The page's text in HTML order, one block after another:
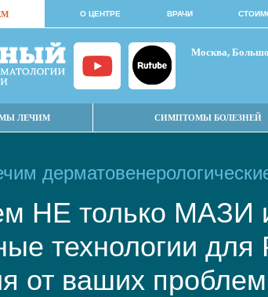
О ЦЕНТРЕ ВРАЧИ
Москва,
МЫ ЛЕЧИМ СИМПТОМЫ БОЛЕЗНЕЙ
НЕ только
технологии
от ваших